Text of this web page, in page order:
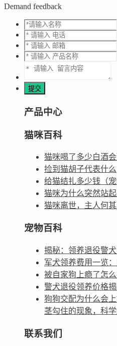
Demand feedback
产品中心
猫咪百科
猫咪喝了多少白酒会
捡到猫胡子代表什么
给猫结扎多少钱（
猫咪为什么突然站
猫咪离世，主人何其
宠物百科
揭秘：领养退役警
军犬领养费用一览：
被自家狗上瘾了怎
警犬退役领养价格
狗狗交配为什么会
茎勾住的现象，科学
联系我们